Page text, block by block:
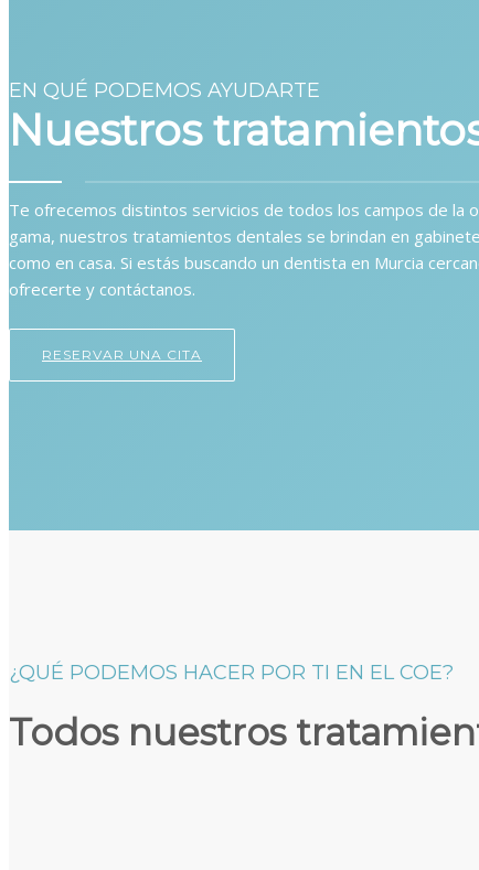
EN QUÉ PODEMOS AYUDARTE
Nuestros
Te ofrecemos distintos servicios de todos los campos de la
gama, nuestros tratamientos dentales se brindan en
como en casa. Si estás buscando un dentista en Murcia
ofrecerte y contáctanos.
RESERVAR UNA CITA
¿QUÉ PODEMOS HACER POR TI EN EL COE?
Todos nuestros